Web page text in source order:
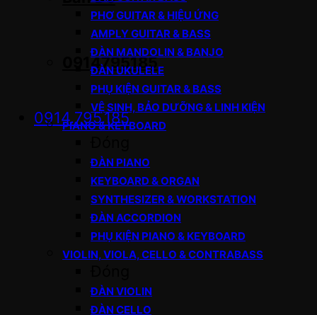
0914795185
0914.795.185
PHƠ GUITAR & HIỆU ỨNG
AMPLY GUITAR & BASS
ĐÀN MANDOLIN & BANJO
ĐÀN UKULELE
PHỤ KIỆN GUITAR & BASS
VỆ SINH, BẢO DƯỠNG & LINH KIỆN
PIANO & KEYBOARD
ĐÀN PIANO
KEYBOARD & ORGAN
SYNTHESIZER & WORKSTATION
ĐÀN ACCORDION
PHỤ KIỆN PIANO & KEYBOARD
VIOLIN, VIOLA, CELLO & CONTRABASS
ĐÀN VIOLIN
ĐÀN CELLO